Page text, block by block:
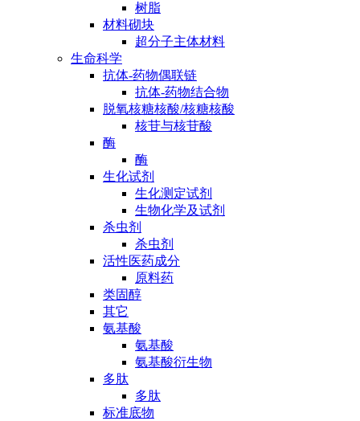
树脂
材料砌块
超分子主体材料
生命科学
抗体-药物偶联链
抗体-药物结合物
脱氧核糖核酸/核糖核酸
核苷与核苷酸
酶
酶
生化试剂
生化测定试剂
生物化学及试剂
杀虫剂
杀虫剂
活性医药成分
原料药
类固醇
其它
氨基酸
氨基酸
氨基酸衍生物
多肽
多肽
标准底物